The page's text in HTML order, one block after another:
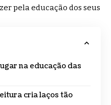
pela educação dos seus
na educação das
cria laços tão